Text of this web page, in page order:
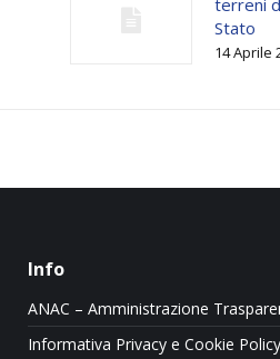
terreni
Stato
14 Aprile
Info
ANAC – Amministrazione
Informativa Privacy e Cookie Policy